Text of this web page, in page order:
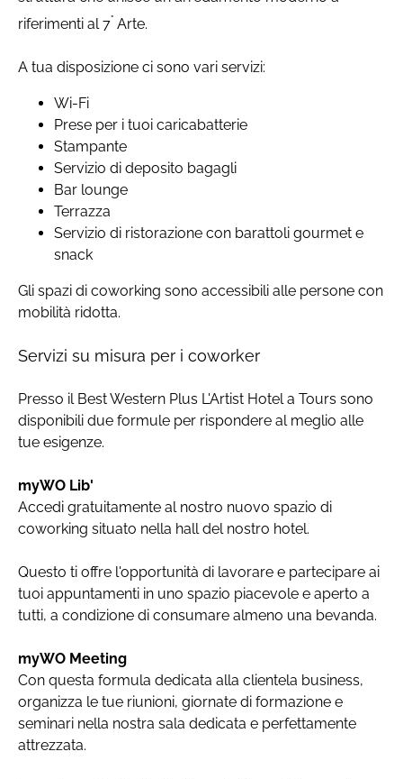
riferimenti al 7° Arte.
A tua disposizione ci sono vari servizi:
Wi-Fi
Prese per i tuoi caricabatterie
Stampante
Servizio di deposito bagagli
Bar lounge
Terrazza
Servizio di ristorazione con barattoli gourmet e
snack
Gli spazi di coworking sono accessibili alle persone con
mobilità ridotta.
Servizi su misura per i coworker
Presso il Best Western Plus L'Artist Hotel a Tours sono
disponibili due formule per rispondere al meglio alle
tue esigenze.
myWO Lib'
Accedi gratuitamente al nostro nuovo spazio di
coworking situato nella hall del nostro hotel.
Questo ti offre l'opportunità di lavorare e partecipare ai
tuoi appuntamenti in uno spazio piacevole e aperto a
tutti, a condizione di consumare almeno una bevanda.
myWO Meeting
Con questa formula dedicata alla clientela business,
organizza le tue riunioni, giornate di formazione e
seminari nella nostra sala dedicata e perfettamente
attrezzata.